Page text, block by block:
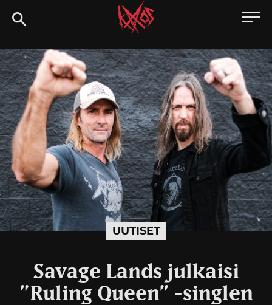
Siirry
suoraan
Kaaoszine
UUTISET
Savage Lands julkaisi
”Ruling Queen” -singlen